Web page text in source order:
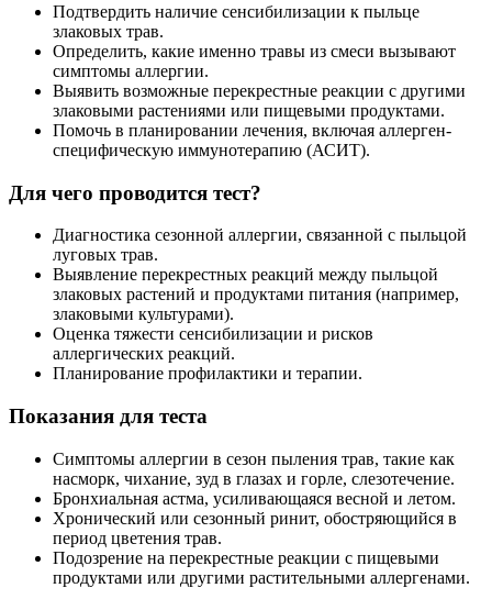
Подтвердить наличие сенсибилизации к пыльце
злаковых трав.
Определить, какие именно травы из смеси вызывают
симптомы аллергии.
Выявить возможные перекрестные реакции с другими
злаковыми растениями или пищевыми продуктами.
Помочь в планировании лечения, включая аллерген-
специфическую иммунотерапию (АСИТ).
Для чего проводится тест?
Диагностика сезонной аллергии, связанной с пыльцой
луговых трав.
Выявление перекрестных реакций между пыльцой
злаковых растений и продуктами питания (например,
злаковыми культурами).
Оценка тяжести сенсибилизации и рисков
аллергических реакций.
Планирование профилактики и терапии.
Показания для теста
Симптомы аллергии в сезон пыления трав, такие как
насморк, чихание, зуд в глазах и горле, слезотечение.
Бронхиальная астма, усиливающаяся весной и летом.
Хронический или сезонный ринит, обостряющийся в
период цветения трав.
Подозрение на перекрестные реакции с пищевыми
продуктами или другими растительными аллергенами.